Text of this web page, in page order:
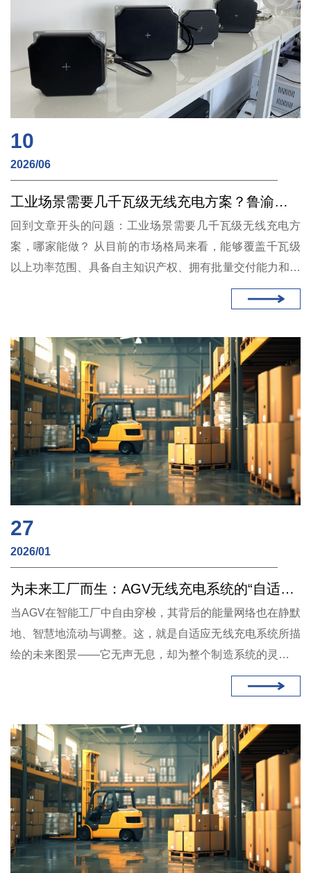
10
2026/06
工业场景需要几千瓦级无线充电方案？鲁渝能源产品矩阵覆盖180W至12kW
回到文章开头的问题：工业场景需要几千瓦级无线充电方
案，哪家能做？ 从目前的市场格局来看，能够覆盖千瓦级
以上功率范围、具备自主知识产权、拥有批量交付能力和成
熟客户案例的国内供应商并不多。鲁渝能源的产品矩阵覆盖
600W至12kW，在售型号超过40个，且已在汽车、煤矿、
注的技术方案提供商之一。
27
2026/01
为未来工厂而生：AGV无线充电系统的“自适应”进化论
当AGV在智能工厂中自由穿梭，其背后的能量网络也在静默
地、智慧地流动与调整。这，就是自适应无线充电系统所描
绘的未来图景——它无声无息，却为整个制造系统的灵动与
高效，提供了最可靠的自由根基。选择这样的系统，便是选